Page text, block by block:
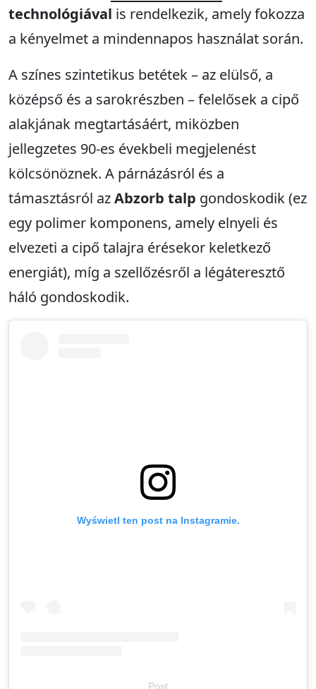
technológiával is rendelkezik, amely fokozza
a kényelmet a mindennapos használat során.
A színes szintetikus betétek – az elülső, a
középső és a sarokrészben – felelősek a cipő
alakjának megtartásáért, miközben
jellegzetes 90-es évekbeli megjelenést
kölcsönöznek. A párnázásról és a
támasztásról azAbzorb talp gondoskodik (ez
egy polimer komponens, amely elnyeli és
elvezeti a cipő talajra érésekor keletkező
energiát), míg a szellőzésről a légáteresztő
háló gondoskodik.
Wyświetl ten post na Instagramie.
Post